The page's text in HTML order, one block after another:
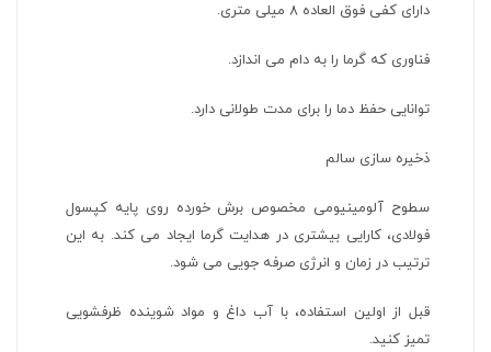
دارای کفی فوق العاده 8 میلی متری.
فناوری که گرما را به دام می اندازد.
توانایی حفظ دما را برای مدت طولانی دارد.
ذخیره سازی سالم
سطوح آلومینیومی مخصوص برش خورده روی پایه کپسول
فولادی، کارایی بیشتری در هدایت گرما ایجاد می کند. به این
ترتیب در زمان و انرژی صرفه جویی می شود.
قبل از اولین استفاده، با آب داغ و مواد شوینده ظرفشویی
تمیز کنید.